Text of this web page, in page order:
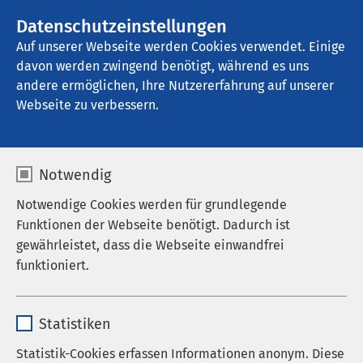
Datenschutzeinstellungen
Auf unserer Webseite werden Cookies verwendet. Einige
davon werden zwingend benötigt, während es uns
andere ermöglichen, Ihre Nutzererfahrung auf unserer
Webseite zu verbessern.
Notwendig
Notwendige Cookies werden für grundlegende
Funktionen der Webseite benötigt. Dadurch ist
gewährleistet, dass die Webseite einwandfrei
funktioniert.
Anbieter sgalinski
Statistiken
Statistik-Cookies erfassen Informationen anonym. Diese
AMEOS Klinikum St. Elisabeth Neuburg
Vortrag zu:
Herzrhythmusstörungen
- wenn das Herz aus
dem Takt kommt
25.11.2025|